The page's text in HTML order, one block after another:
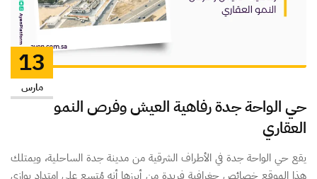
حي الواحة جدة رفاهية العيش وفرص النمو
العقاري
يقع حي الواحة جدة في الأطراف الشرقية من مدينة جدة الساحلية، ويمتلك
هذا الموقع خصائص جغرافية فريدة من أبرزها أنه مُتسع على امتداد يوازي
13
مارس